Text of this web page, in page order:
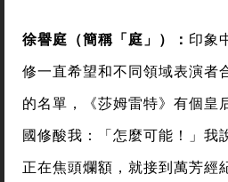
徐譽庭（簡稱「庭」）： 印象
修一直希望和不同領域表演者
的名單，《莎姆雷特》有個皇
國修酸我：「怎麼可能！」我
正在焦頭爛額，就接到萬芳經